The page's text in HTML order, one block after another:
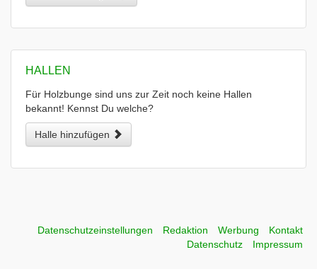
HALLEN
Für Holzbunge sind uns zur Zeit noch keine Hallen
bekannt! Kennst Du welche?
Halle hinzufügen
Datenschutzeinstellungen Redaktion Werbung
Kontakt
Datenschutz
Impressum